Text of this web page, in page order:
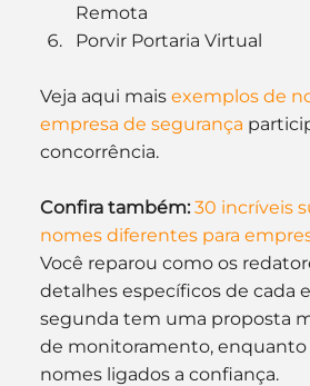
Remota
Porvir Portaria Virtual
Veja aqui mais exemplos de
empresa de segurança
concorrência.
Confira também: 30 incríveis
nomes diferentes para
Você reparou como os
detalhes específicos de cada
segunda tem uma proposta
de monitoramento, enquanto
nomes ligados a confiança.